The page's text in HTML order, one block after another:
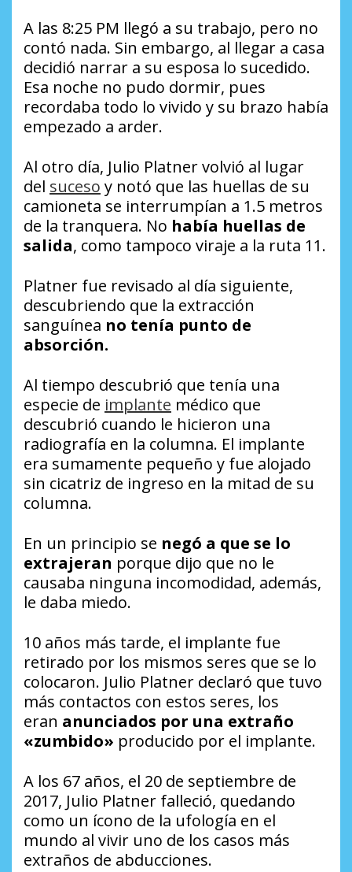
A las 8:25 PM llegó a su trabajo, pero no
contó nada. Sin embargo, al llegar a casa
decidió narrar a su esposa lo sucedido.
Esa noche no pudo dormir, pues
recordaba todo lo vivido y su brazo había
empezado a arder.
Al otro día, Julio Platner volvió al lugar
del suceso y notó que las huellas de su
camioneta se interrumpían a 1.5 metros
de la tranquera. No había huellas de
salida, como tampoco viraje a la ruta 11.
Platner fue revisado al día siguiente,
descubriendo que la extracción
sanguínea no tenía punto de
absorción.
Al tiempo descubrió que tenía una
especie de implante médico que
descubrió cuando le hicieron una
radiografía en la columna. El implante
era sumamente pequeño y fue alojado
sin cicatriz de ingreso en la mitad de su
columna.
En un principio se negó a que se lo
extrajeran porque dijo que no le
causaba ninguna incomodidad, además,
le daba miedo.
10 años más tarde, el implante fue
retirado por los mismos seres que se lo
colocaron. Julio Platner declaró que tuvo
más contactos con estos seres, los
eran anunciados por una extraño
«zumbido» producido por el implante.
A los 67 años, el 20 de septiembre de
2017, Julio Platner falleció, quedando
como un ícono de la ufología en el
mundo al vivir uno de los casos más
extraños de abducciones.